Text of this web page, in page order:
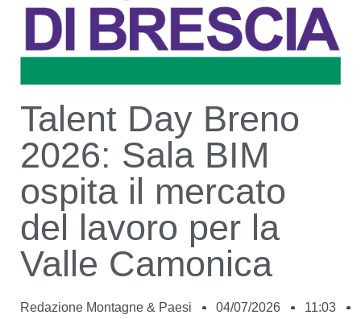
Talent Day Breno
2026: Sala BIM
ospita il mercato
del lavoro per la
Valle Camonica
Redazione Montagne & Paesi 04/07/2026
11:03